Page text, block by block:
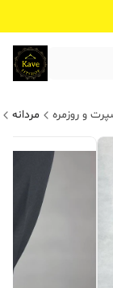
و روزمره مردانه